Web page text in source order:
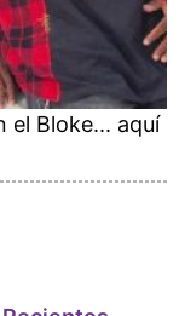
el Bloke... aquí